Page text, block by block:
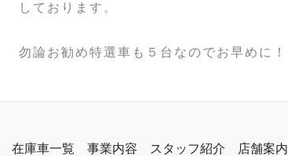
しております。
勿論お勧め特選車も５台なのでお早めに！
在庫車一覧 事業内容 スタッフ紹介 店舗案内